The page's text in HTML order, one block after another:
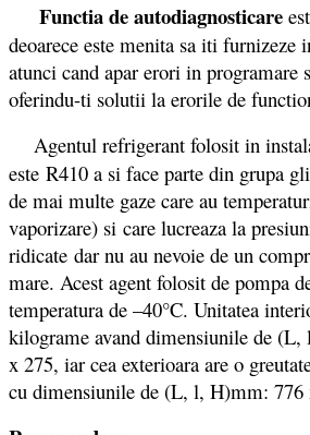
Functia de autodiagnosticare
deoarece este menita sa iti
atunci cand apar erori in programare
oferindu-ti solutii la erorile de
Agentul refrigerant folosit in
este R410 a si face parte din grupa
de mai multe gaze care au
vaporizare) si care lucreaza la
ridicate dar nu au nevoie de un
mare. Acest agent folosit de pompa
temperatura de –40°C. Unitatea
kilograme avand dimensiunile de
x 275, iar cea exterioara are o
cu dimensiunile de (L, l, H)mm: 776